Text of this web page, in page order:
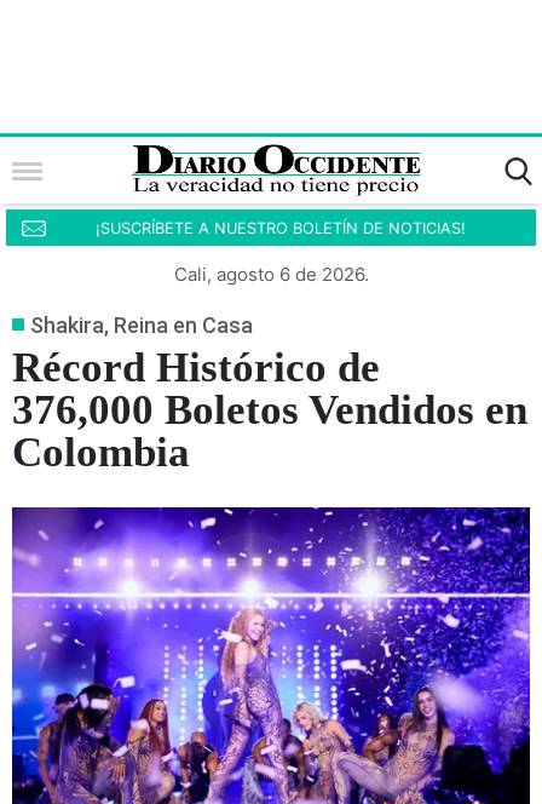
¡SUSCRÍBETE A NUESTRO BOLETÍN DE NOTICIAS!
Cali, agosto 6 de 2026.
Shakira, Reina en Casa
Récord Histórico de
376,000 Boletos Vendidos en
Colombia